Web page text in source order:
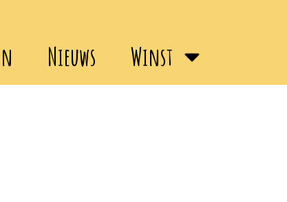
Nieuws Winst